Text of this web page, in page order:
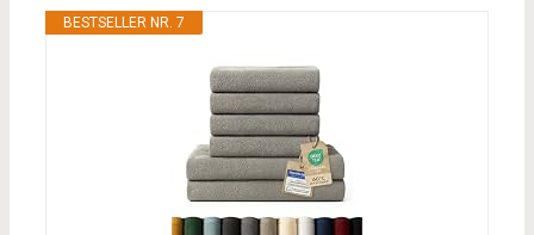
BESTSELLER NR. 7